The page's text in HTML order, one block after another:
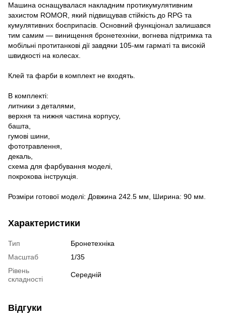
Машина оснащувалася накладним протикумулятивним
захистом ROMOR, який підвищував стійкість до RPG та
кумулятивних боєприпасів. Основний функціонал залишався
тим самим — винищення бронетехніки, вогнева підтримка та
мобільні протитанкові дії завдяки 105‑мм гарматі та високій
швидкості на колесах.
Клей та фарби в комплект не входять.
В комплекті:
литники з деталями,
верхня та нижня частина корпусу,
башта,
гумові шини,
фототравлення,
декаль,
схема для фарбування моделі,
покрокова інструкція.
Розміри готової моделі: Довжина 242.5 мм, Ширина: 90 мм.
Характеристики
Тип
Бронетехніка
Масштаб
1/35
Рівень
складності
Середній
Відгуки